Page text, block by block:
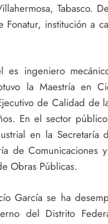
Tabasco.
institución a
ingeniero
la Maestría en
de Calidad de
En el sector
en la Secretaría
de Comunicaciones y
Obras Públicas.
García se ha
del Distrito